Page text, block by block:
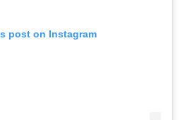
post on Instagram